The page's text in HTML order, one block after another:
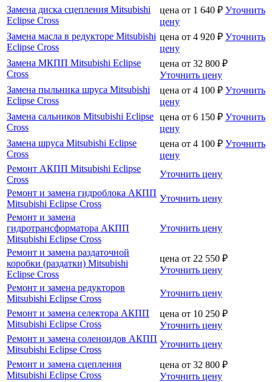
Замена диска сцепления Mitsubishi
Eclipse Cross
цена от 1 640 ₽ Уточнить
цену
Замена масла в редукторе Mitsubishi
Eclipse Cross
цена от 4 920 ₽ Уточнить
цену
Замена МКПП Mitsubishi Eclipse
Cross
цена от 32 800 ₽
Уточнить цену
Замена пыльника шруса Mitsubishi
Eclipse Cross
цена от 4 100 ₽ Уточнить
цену
Замена сальников Mitsubishi Eclipse
Cross
цена от 6 150 ₽ Уточнить
цену
Замена шруса Mitsubishi Eclipse
Cross
цена от 4 100 ₽ Уточнить
цену
Ремонт АКПП Mitsubishi Eclipse
Cross
Уточнить цену
Ремонт и замена гидроблока АКПП
Mitsubishi Eclipse Cross
Уточнить цену
Ремонт и замена
гидротрансформатора АКПП
Mitsubishi Eclipse Cross
Уточнить цену
Ремонт и замена раздаточной
коробки (раздатки) Mitsubishi
Eclipse Cross
цена от 22 550 ₽
Уточнить цену
Ремонт и замена редукторов
Mitsubishi Eclipse Cross
Уточнить цену
Ремонт и замена селектора АКПП
Mitsubishi Eclipse Cross
цена от 10 250 ₽
Уточнить цену
Ремонт и замена соленоидов АКПП
Mitsubishi Eclipse Cross
Уточнить цену
Ремонт и замена сцепления
Mitsubishi Eclipse Cross
цена от 32 800 ₽
Уточнить цену